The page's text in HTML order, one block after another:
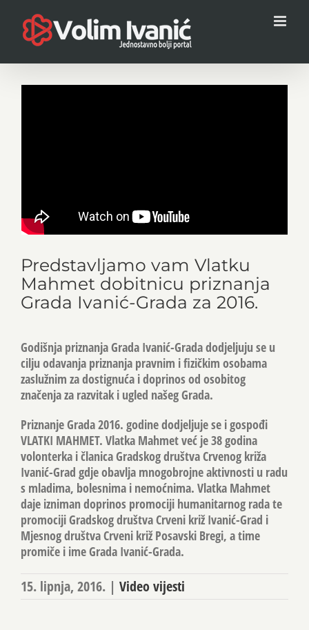
content
Predstavljamo vam Vlatku
Mahmet dobitnicu priznanja
Grada Ivanić-Grada za 2016.
Godišnja priznanja Grada Ivanić-Grada dodjeljuju se u
cilju odavanja priznanja pravnim i fizičkim osobama
zaslužnim za dostignuća i doprinos od osobitog
značenja za razvitak i ugled našeg Grada.
Priznanje Grada 2016. godine dodjeljuje se i gospođi
VLATKI MAHMET. Vlatka Mahmet već je 38 godina
volonterka i članica Gradskog društva Crvenog križa
Ivanić-Grad gdje obavlja mnogobrojne aktivnosti u radu
s mladima, bolesnima i nemoćnima. Vlatka Mahmet
daje izniman doprinos promociji humanitarnog rada te
promociji Gradskog društva Crveni križ Ivanić-Grad i
Mjesnog društva Crveni križ Posavski Bregi, a time
promiče i ime Grada Ivanić-Grada.
15. lipnja, 2016. | Video vijesti